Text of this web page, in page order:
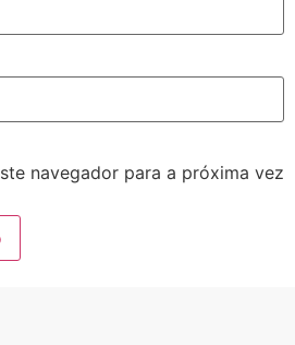
navegador para a próxima vez